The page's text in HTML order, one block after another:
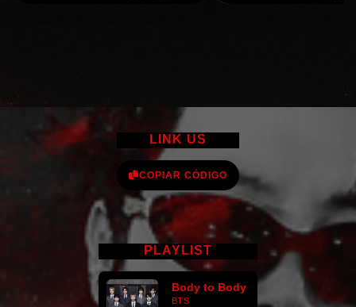
LINK US
COPIAR CÓDIGO
PLAYLIST
Body to Body
BTS